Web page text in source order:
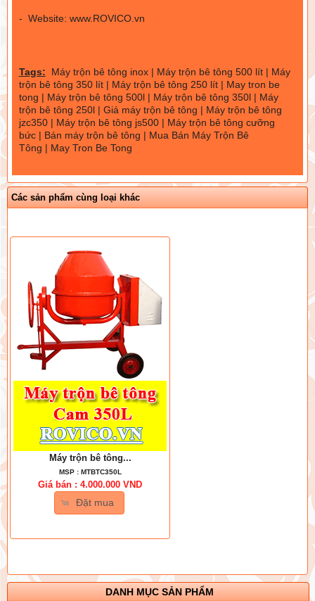
- Website: www.ROVICO.vn
Tags: Máy trộn bê tông inox | Máy trộn bê tông 500 lít | Máy
trộn bê tông 350 lít | Máy trộn bê tông 250 lít | May tron be
tong | Máy trộn bê tông 500l | Máy trộn bê tông 350l | Máy
trộn bê tông 250l | Giá máy trộn bê tông | Máy trộn bê tông
jzc350 | Máy trộn bê tông js500 | Máy trộn bê tông cưỡng
bức | Bán máy trộn bê tông | Mua Bán Máy Trộn Bê
Tông | May Tron Be Tong
Các sản phẩm cùng loại khác
Máy trộn bê tông...
MSP : MTBTC350L
Giá bán : 4.000.000 VND
Đặt mua
DANH MỤC SẢN PHẨM